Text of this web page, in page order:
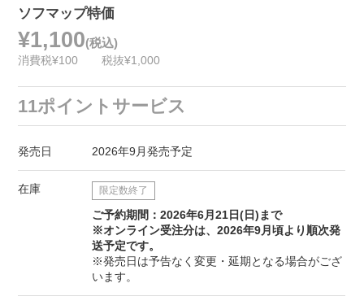
ソフマップ特価
¥1,100(税込)
消費税¥100 税抜¥1,000
11ポイントサービス
発売日 2026年9月発売予定
在庫 限定数終了
ご予約期間：2026年6月21日(日)まで
※オンライン受注分は、2026年9月頃より順次発
送予定です。
※発売日は予告なく変更・延期となる場合がござ
います。